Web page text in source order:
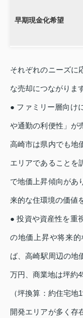
早期現金化希望
それぞれのニーズに
な売却につながりま
● ファミリー層向け
や通勤の利便性」が
高崎市は県内でも地
エリアであることを
で地価上昇傾向があ
来的な住環境の価値
● 投資や資産性を重
の地価上昇や将来
ば、高崎駅周辺の地
万円、商業地は坪約
（坪換算：約住宅
開発エリアが多く存